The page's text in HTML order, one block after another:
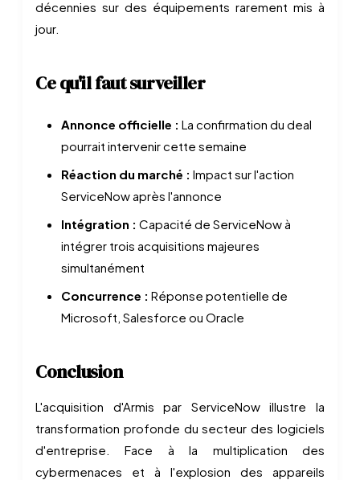
décennies sur des équipements rarement mis à
jour.
Ce qu'il faut surveiller
Annonce officielle : La confirmation du deal
pourrait intervenir cette semaine
Réaction du marché : Impact sur l'action
ServiceNow après l'annonce
Intégration : Capacité de ServiceNow à
intégrer trois acquisitions majeures
simultanément
Concurrence : Réponse potentielle de
Microsoft, Salesforce ou Oracle
Conclusion
L'acquisition d'Armis par ServiceNow illustre la
transformation profonde du secteur des logiciels
d'entreprise. Face à la multiplication des
cybermenaces et à l'explosion des appareils